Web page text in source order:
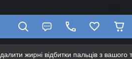
жирні відбитки пальців з вашого